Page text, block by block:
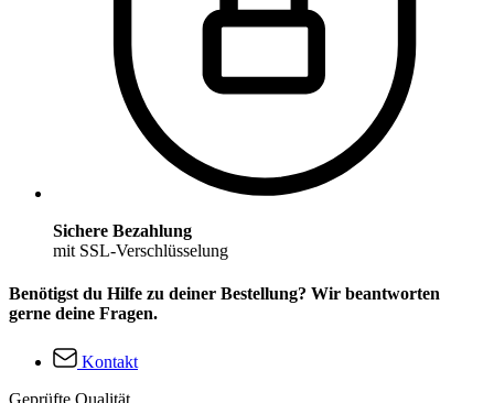
Sichere Bezahlung
mit SSL-Verschlüsselung
Benötigst du Hilfe zu deiner Bestellung? Wir beantworten
gerne deine Fragen.
Kontakt
Geprüfte Qualität